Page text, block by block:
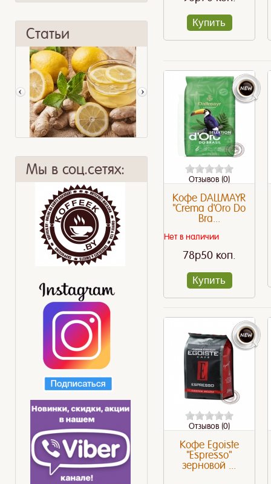
Статьи
Бодрит не хуже!
Мы в соц.сетях:
Купить
Отзывов (0)
Кофе DALLMAYR
"Crema d'Oro Do
Bra...
Нет в наличии
78p50 коп.
Купить
Отзывов (0)
Кофе Egoiste
"Espresso"
зерновой ...